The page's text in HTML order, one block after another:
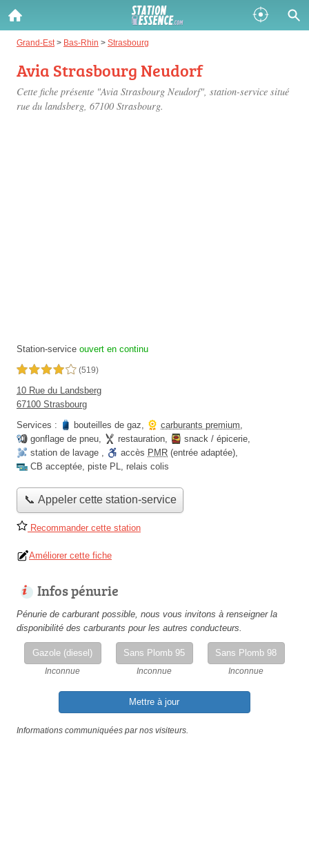
Grand-Est > Bas-Rhin > Strasbourg
Avia Strasbourg Neudorf
Cette fiche présente "Avia Strasbourg Neudorf", station-service situé
rue du landsberg, 67100 Strasbourg.
Station-service ouvert en continu
4,0 étoiles sur 5 (519)
10 Rue du Landsberg
67100 Strasbourg
Services :
bouteilles de gaz, carburants premium,
gonflage de pneu, restauration, snack / épicerie,
station de lavage , accès PMR (entrée adaptée),
CB acceptée, piste PL, relais colis
📞 Appeler cette station-service
Recommander cette station
Améliorer cette fiche
Infos pénurie
Pénurie de carburant possible, nous vous invitons à renseigner la
disponibilité des carburants pour les autres conducteurs.
Gazole (diesel)
Inconnue
Sans Plomb 95
Inconnue
Sans Plomb 98
Inconnue
Mettre à jour
Informations communiquées par nos visiteurs.
Gazole :
Disponible Épuisé
SP 98 :